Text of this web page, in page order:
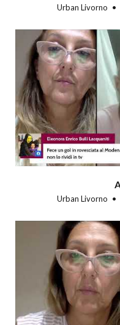
Urban Livorno
Urban Livorno